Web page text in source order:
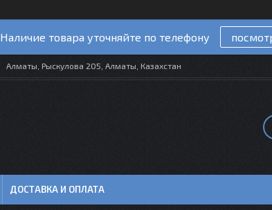
Наличие товара уточняйте по телефону
Алматы, Рыскулова 205, Алматы, Казахстан
ДОСТАВКА И ОПЛАТА